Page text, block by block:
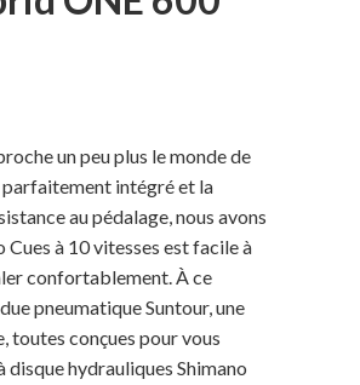
un peu plus le monde de
parfaitement intégré et la
au pédalage, nous avons
à 10 vitesses est facile à
confortablement. À ce
pneumatique Suntour, une
toutes conçues pour vous
hydrauliques Shimano